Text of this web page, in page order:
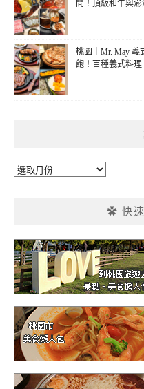
間！頂級和牛與
桃園｜Mr. May 義
飽！百種義式料理
彙
✿ 快速